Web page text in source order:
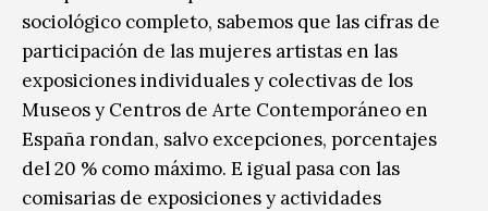
sociológico completo, sabemos que las cifras de
participación de las mujeres artistas en las
exposiciones individuales y colectivas de los
Museos y Centros de Arte Contemporáneo en
España rondan, salvo excepciones, porcentajes
del 20 % como máximo. E igual pasa con las
comisarias de exposiciones y actividades